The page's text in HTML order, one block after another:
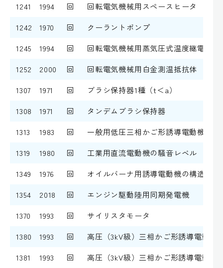
1241
1994 回
回転電気機械用スペースヒータ
1242
1970 回
クーラントポンプ
1245
1994 回
回転電気機械用蒸気圧式温度継電器
1252
2000 回
回転電気機械用白金測温抵抗体
1307
1971 回
ブラシ保持器1種（t＜a）
1308
1971 回
タンデムブラシ保持器
1313
1983 回
一般用低圧三相かご形誘導電動機の
1319
1980 回
工業用直流電動機の騒音レベル
1349
1976 回
オイルバーナ用誘導電動機の構造及び
1354
2018 回
エンジン駆動陸用同期発電機
1370
1993 回
サイリスタモータ
1380
1993 回
高圧（3kV級）三相かご形誘導電動機
1381
1993 回
高圧（3kV級）三相かご形誘導電動